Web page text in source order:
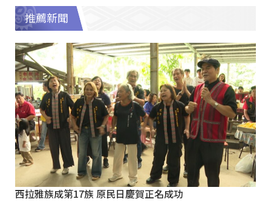
推薦新聞
西拉雅族成第17族 原民日慶賀正名成功